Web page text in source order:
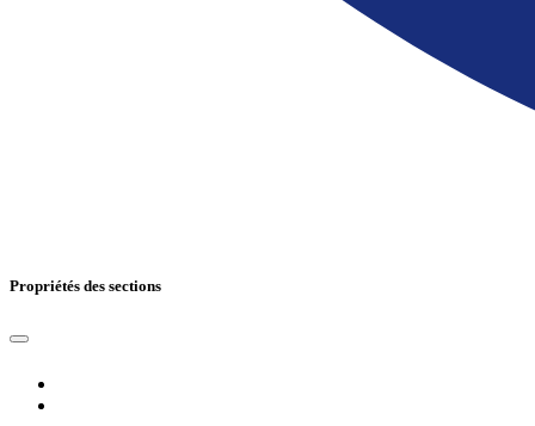
Propriétés des sections